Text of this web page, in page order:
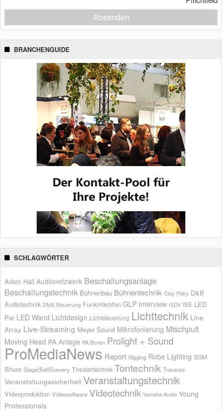
Absenden
BRANCHENGUIDE
SCHLAGWÖRTER
Adam Hall Audionetzwerk Beschallungsanlage
Beschallungstechnik Bühnenbau Bühnentechnik Clay Paky D&B
Audiotechnik DMX Steuerung Funkmikrofon GLP Interview ISDV ISE LED
Par LED Wand Lichtdesign Lichtsteuerung Lichttechnik Line
Array Live-Streaming Meyer Sound Mikrofonierung Mischpult
Moving Head PA Anlage PA Boxen Prolight + Sound
ProMediaNews Report Rigging Robe Lighting SGM
Shure Stage|Set|Scenery Theatertechnik Tontechnik Traverse
Veranstaltungssicherheit Veranstaltungstechnik
Videoproduktion Videosoftware Videotechnik Yamaha Audio Young
Professionals